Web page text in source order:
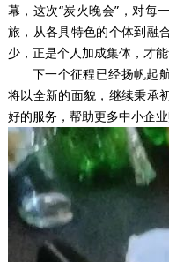
幕，这次“炭火晚会”，对每
旅，从各具特色的个体到融
少，正是个人加成集体，才
下一个征程已经扬帆起
将以全新的面貌，继续秉承
好的服务，帮助更多中小企